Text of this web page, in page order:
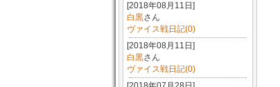
[2018年08月11日]
白黒さん
ヴァイス戦日記(0)
[2018年08月11日]
白黒さん
ヴァイス戦日記(0)